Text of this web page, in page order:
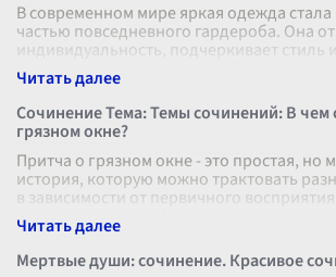
В современном мире яркая одежда
частью повседневного гардероба. Она
индивидуальность, подчеркивает стиль
выразить свое настроение. Каждая де
Сочинение Тема: Темы сочинений: В чем
грязном окне?
Притча о грязном окне - это простая, но
история, которую можно трактовать
в зависимости от первичного
каждого читателя. Н
Мертвые души: сочинение. Красивое